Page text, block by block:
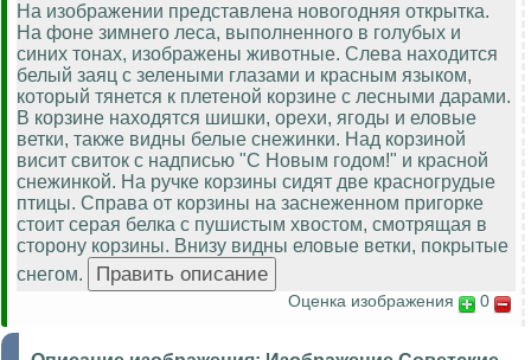
На изображении представлена новогодняя открытка.
На фоне зимнего леса, выполненного в голубых и
синих тонах, изображены животные. Слева находится
белый заяц с зелеными глазами и красным языком,
который тянется к плетеной корзине с лесными дарами.
В корзине находятся шишки, орехи, ягоды и еловые
ветки, также видны белые снежинки. Над корзиной
висит свиток с надписью "С Новым годом!" и красной
снежинкой. На ручке корзины сидят две красногрудые
птицы. Справа от корзины на заснеженном пригорке
стоит серая белка с пушистым хвостом, смотрящая в
сторону корзины. Внизу видны еловые ветки, покрытые
снегом.
Оценка изображения 0